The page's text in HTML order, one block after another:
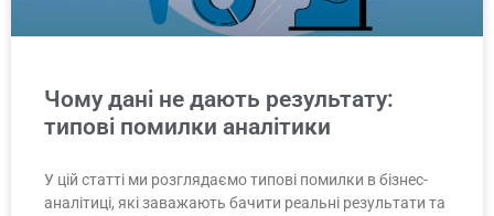
Чому дані не дають результату:
типові помилки аналітики
У цій статті ми розглядаємо типові помилки в бізнес-
аналітиці, які заважають бачити реальні результати та